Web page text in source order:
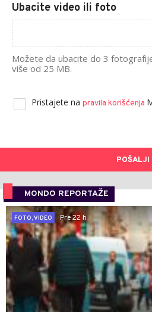
Ubacite video ili foto
Možete da ubacite do 3
više od 25 MB.
Pristajete na pravila korišćenja
POŠALJI
MONDO REPORTAŽE
FOTO, VIDEO
Pre 22 h